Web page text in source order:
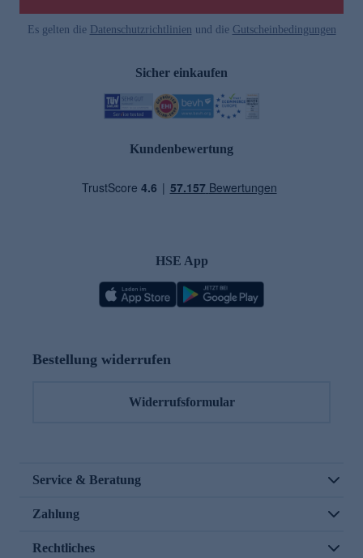
Es gelten die Datenschutzrichtlinien und die Gutscheinbedingungen
Sicher einkaufen
Kundenbewertung
HSE App
Bestellung widerrufen
Widerrufsformular
Service & Beratung
Zahlung
Rechtliches